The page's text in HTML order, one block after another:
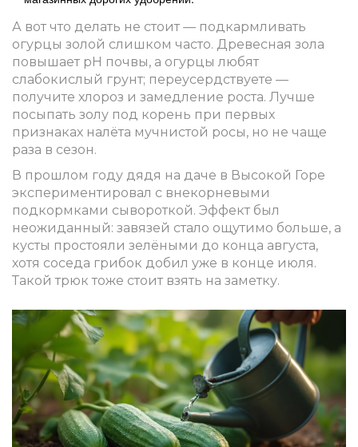
А вот что делать не стоит — подкармливать
огурцы золой слишком часто. Древесная зола
повышает pH почвы, а огурцы любят
слабокислый грунт; переусердствуете —
получите хлороз и замедление роста. Лучше
посыпать золу под корень при первых
признаках налёта мучнистой росы, но не чаще
раза в сезон.
В прошлом году дядя на даче в Высокой Горе
экспериментировал с внекорневыми
подкормками сывороткой. Эффект был
неожиданный: завязей стало ощутимо больше, а
кусты простояли зелёными до конца августа,
хотя соседа грибок добил уже в конце июля.
Такой трюк тоже стоит взять на заметку.